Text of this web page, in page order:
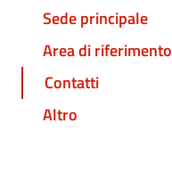
Sede principale
Area di riferimento
Contatti
Altro